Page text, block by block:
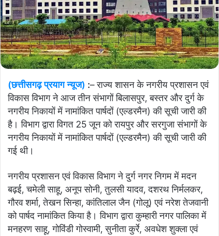
(छत्तीसगढ़ प्रयाग न्यूज) :– राज्य शासन के नगरीय प्रशासन एवं
विकास विभाग ने आज तीन संभागों बिलासपुर, बस्तर और दुर्ग के
नगरीय निकायों में नामांकित पार्षदों (एल्डरमैन) की सूची जारी की
है। विभाग द्वारा विगत 25 जून को रायपुर और सरगुजा संभागों के
नगरीय निकायों में नामांकित पार्षदों (एल्डरमैन) की सूची जारी की
गई थी।
नगरीय प्रशासन एवं विकास विभाग ने दुर्ग नगर निगम में मदन
बढ़ई, चमेली साहू, अनूप सोनी, तुलसी यादव, दशरथ निर्मलकर,
गौरव शर्मा, तेखन सिन्हा, कांतिलाल जैन (गोलू) एवं नरेश तेजवानी
को पार्षद नामांकित किया है। विभाग द्वारा कुम्हारी नगर पालिका में
मनहरण साहू, गोविंडी गोस्वामी, सुनीता कुर्रे, अवधेश शुक्ला एवं